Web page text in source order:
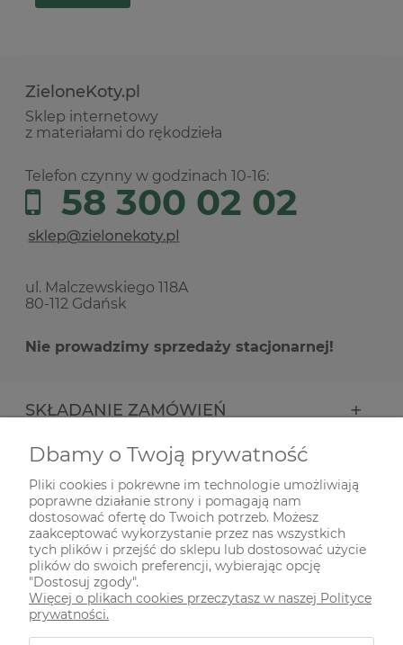
ZieloneKoty.pl
Sklep internetowy
z materiałami do rękodzieła
Telefon czynny w godzinach 10-16:
58 300 02 02
ul. Malczewskiego 118A
80-112 Gdańsk
Nie prowadzimy sprzedaży stacjonarnej!
SKŁADANIE ZAMÓWIEŃ
INFORMACJE
ODWIEDŹ NAS NA
Dbamy o Twoją prywatność
Pliki cookies i pokrewne im technologie umożliwiają
poprawne działanie strony i pomagają nam
dostosować ofertę do Twoich potrzeb. Możesz
zaakceptować wykorzystanie przez nas wszystkich
tych plików i przejść do sklepu lub dostosować użycie
plików do swoich preferencji, wybierając opcję
"Dostosuj zgody".
Więcej o plikach cookies przeczytasz w naszej Polityce
prywatności.